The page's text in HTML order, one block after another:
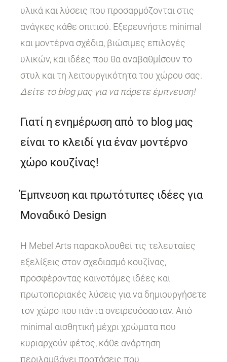
υλικά και λύσεις που προσαρμόζονται στις
ανάγκες κάθε σπιτιού. Εξερευνήστε minimal
και μοντέρνα σχέδια, βιώσιμες επιλογές
υλικών, και ιδέες που θα αναβαθμίσουν το
στυλ και τη λειτουργικότητα του χώρου σας.
Δείτε το blog μας για να πάρετε έμπνευση!
Γιατί η ενημέρωση από το blog μας
είναι το κλειδί για έναν μοντέρνο
χώρο κουζίνας!
Έμπνευση και πρωτότυπες ιδέες για
Μοναδικό Design
Η Mebel Arts παρακολουθεί τις τελευταίες
εξελίξεις στον σχεδιασμό κουζίνας,
προσφέροντας καινοτόμες ιδέες και
πρωτοποριακές λύσεις για να δημιουργήσετε
τον χώρο που πάντα ονειρευόσασταν. Από
minimal αισθητική μέχρι χρώματα που
κυριαρχούν φέτος, κάθε ανάρτηση
περιλαμβάνει προτάσεις που